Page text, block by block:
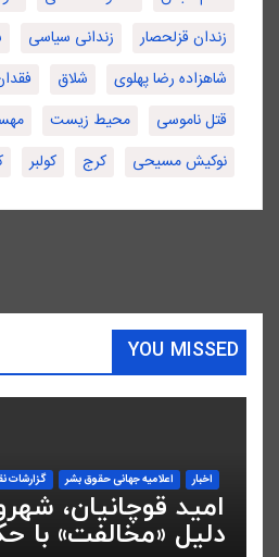
زندان قزلحصار
زندانی سیاسی
شاهزاده رضا پهلوی
شلاق
قتل ناموسی
محیط زیست
نوکیش مسیحی
کرج کولبر
YOU MISSED
اخبار اعلاميه جهانی حقوق بشر گزارشات
امید قوچانیان،